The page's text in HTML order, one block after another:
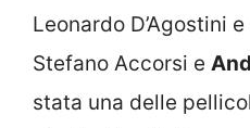
Leonardo D’Agostini
Stefano Accorsi e
stata una delle